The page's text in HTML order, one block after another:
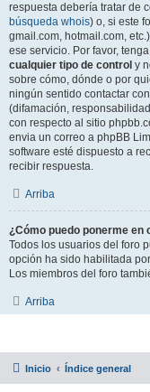
respuesta debería tratar de
búsqueda whois) o, si este
gmail.com, hotmail.com,
ese servicio. Por favor,
cualquier tipo de control y
sobre cómo, dónde o por
ningún sentido contactar
(difamación,
con respecto al sitio
envia un correo a phpBB
software esté dispuesto a
recibir respuesta.
Arriba
¿Cómo puedo ponerme
Todos los usuarios del foro
opción ha sido habilitada
Los miembros del foro
Arriba
Inicio Índice general